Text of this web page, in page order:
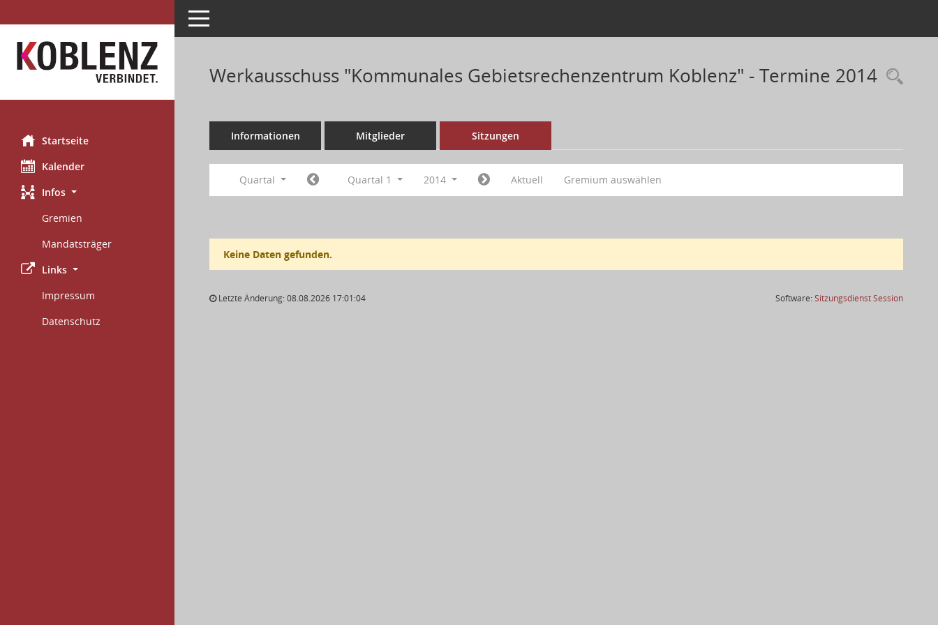
Startseite
Kalender
Infos
Gremien
Mandatsträger
Links
Impressum
Datenschutz
Toggle navigation
Werkausschuss "Kommunales Gebietsrechenzentrum Koblenz" - Termine 2014
Informationen Mitglieder Sitzungen
Quartal Quartal 1 2014 Aktuell Gremium auswählen
Keine Daten gefunden.
Letzte Änderung: 08.08.2026 17:01:04 Software:SitzungsdienstSession(Wird in